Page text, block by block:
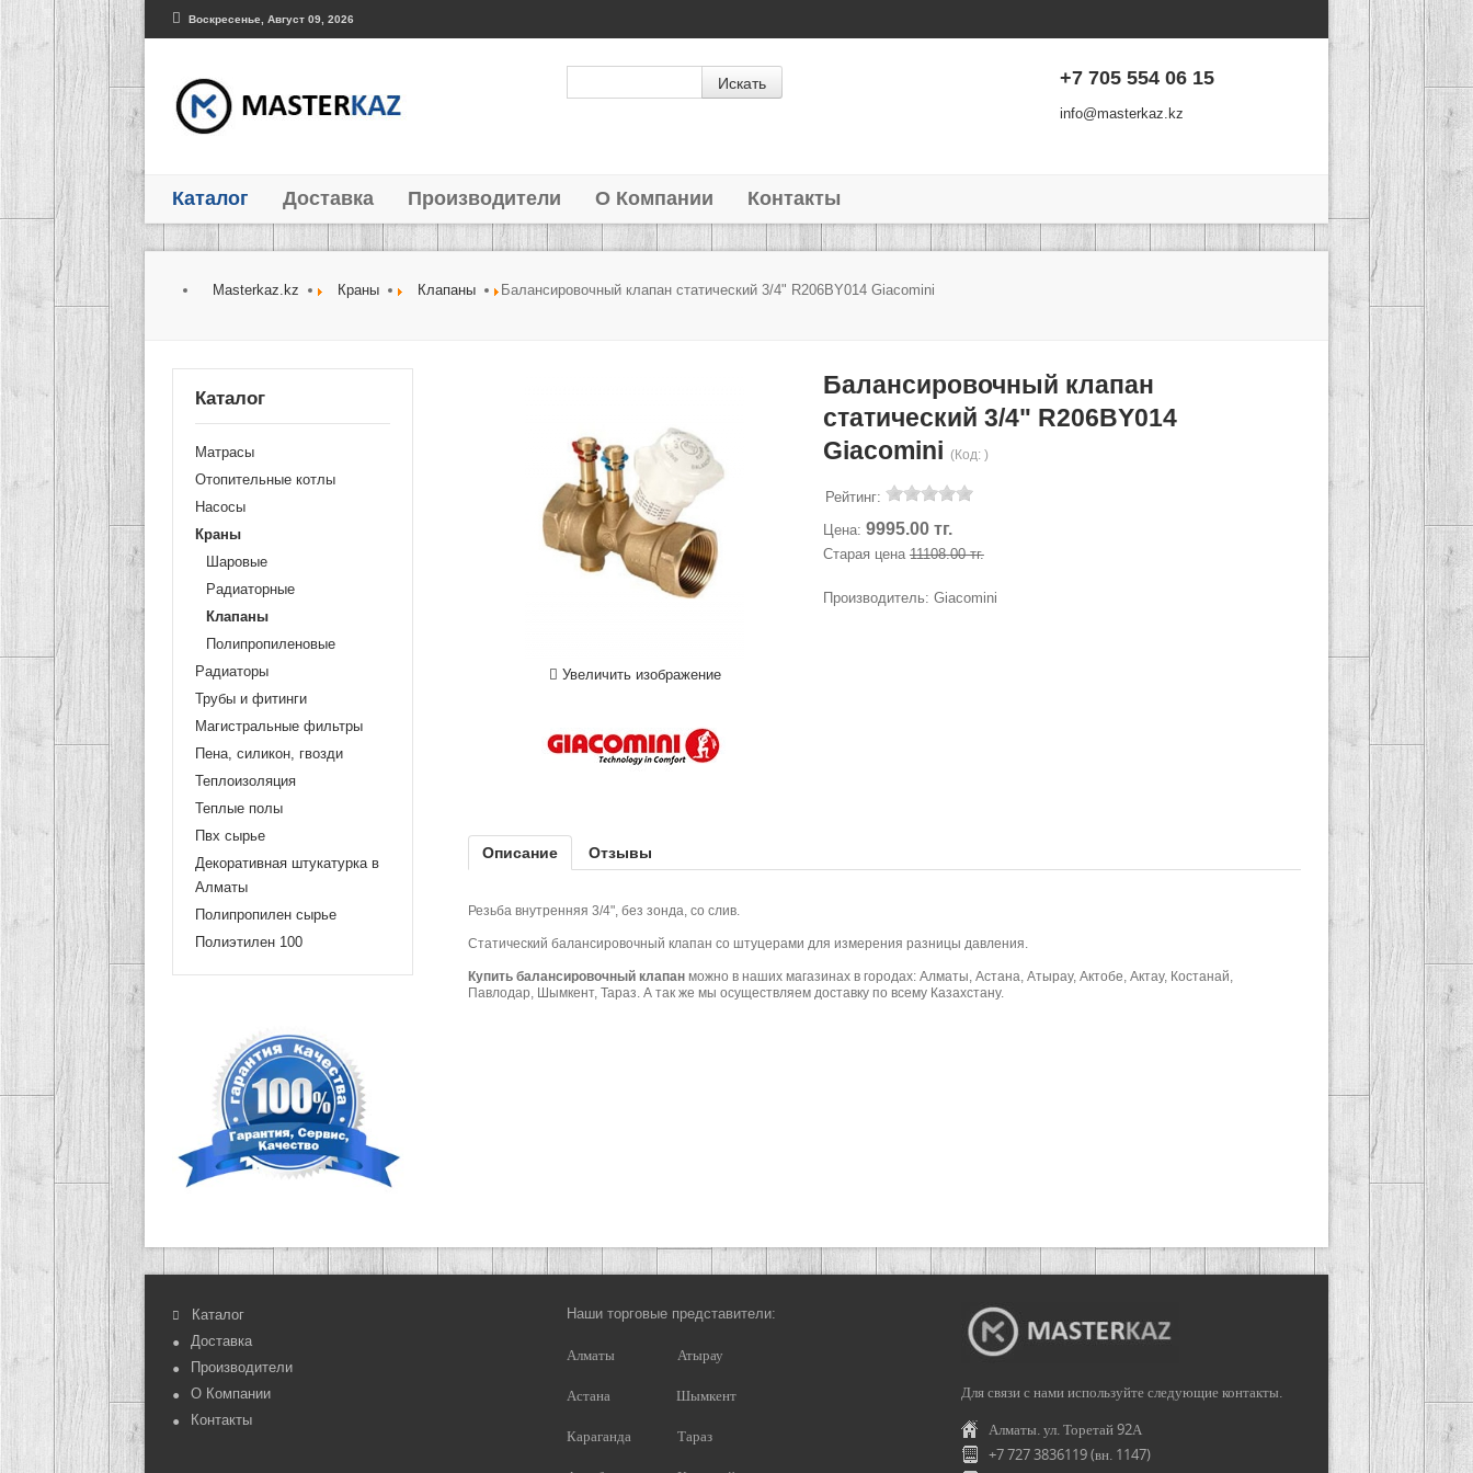
Воскресенье, Август 09, 2026
+7 705 554 06 15
info@masterkaz.kz
Каталог Доставка Производители О Компании Контакты
Masterkaz.kz Краны Клапаны Балансировочный клапан статический 3/4" R206BY014 Giacomini
Увеличить изображение
Балансировочный клапан
статический 3/4" R206BY014
Giacomini (Код: )
Рейтинг:
Цена: 9995.00 тг.
Старая цена 11108.00 тг.
Производитель: Giacomini
Описание Отзывы
Резьба внутренняя 3/4", без зонда, со слив.
Статический балансировочный клапан со штуцерами для измерения разницы давления.
Купить балансировочный клапан можно в наших магазинах в городах: Алматы, Астана, Атырау, Актобе, Актау, Костанай,
Павлодар, Шымкент, Тараз. А так же мы осуществляем доставку по всему Казахстану.
Каталог
Матрасы
Отопительные котлы
Насосы
Краны
Шаровые
Радиаторные
Клапаны
Полипропиленовые
Радиаторы
Трубы и фитинги
Магистральные фильтры
Пена, силикон, гвозди
Теплоизоляция
Теплые полы
Пвх сырье
Декоративная штукатурка в
Алматы
Полипропилен сырье
Полиэтилен 100
Каталог
Доставка
Производители
О Компании
Контакты
Наши торговые представители:
Алматы Атырау
Астана Шымкент
Караганда Тараз
Для связи с нами используйте следующие контакты.
Алматы. ул. Торетай 92А
+7 727 3836119 (вн. 1147)